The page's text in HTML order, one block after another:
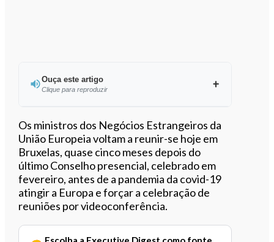
Ouça este artigo
Clique para reproduzir
Ouvir este artigo
Os ministros dos Negócios Estrangeiros da
União Europeia voltam a reunir-se hoje em
Bruxelas, quase cinco meses depois do
último Conselho presencial, celebrado em
fevereiro, antes de a pandemia da covid-19
atingir a Europa e forçar a celebração de
reuniões por videoconferência.